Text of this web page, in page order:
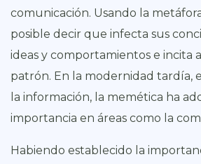
comunicación. Usando la
posible decir que infecta sus
ideas y comportamientos e incita
patrón. En la modernidad tardía,
la información, la memética ha
importancia en áreas como la
Habiendo establecido la